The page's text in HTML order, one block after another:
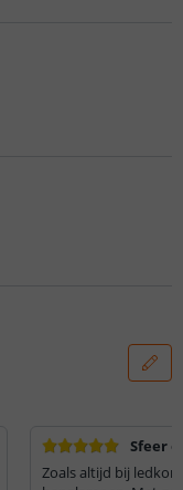
Sfeer
Zoals altijd bij